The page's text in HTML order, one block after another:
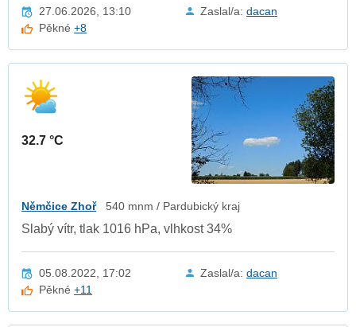
27.06.2026, 13:10 Zaslal/a: dacan
Pěkné+8
32.7 °C
Němčice Zhoř 540 mnm / Pardubický kraj
Slabý vítr, tlak 1016 hPa, vlhkost 34%
05.08.2022, 17:02 Zaslal/a: dacan
Pěkné+11